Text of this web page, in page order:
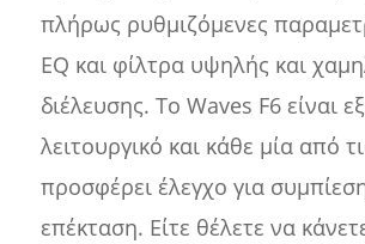
πλήρως ρυθμιζόμενες
EQ και φίλτρα υψηλής και
διέλευσης. Το Waves F6 είναι
λειτουργικό και κάθε μία από
προσφέρει έλεγχο για
επέκταση. Είτε θέλετε να